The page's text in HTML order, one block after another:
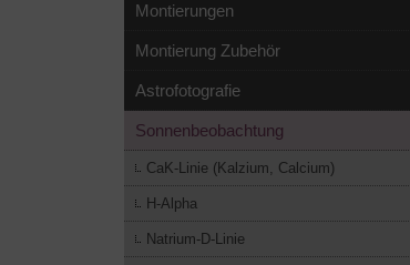
Montierungen
Montierung Zubehör
Astrofotografie
Sonnenbeobachtung
CaK-Linie (Kalzium, Calcium)
H-Alpha
Natrium-D-Linie